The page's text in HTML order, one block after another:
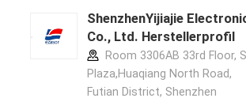
ShenzhenYijiajie
Co., Ltd. Herstellerprofil
Room 3306AB 33rd Floor,
Plaza,Huaqiang North Road,
Futian District, Shenzhen